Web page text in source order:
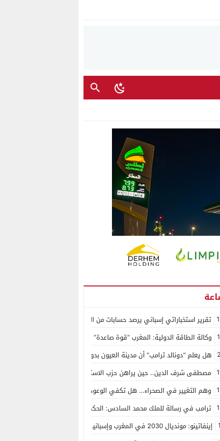
تقرير استخباراتي إسباني يرصد حسابات من الجزائر وأرقاما بـ”213+” ضمن حملة رقمية منظمة حرّضت على اقتحام سبتة
وكالة الطاقة الدولية: المغرب “قوة صاعدة” في سوق المعادن الاستراتيجية
هل يعلم “دونالد ترامب” أن مدينة العيون بدون ماء؟
مصطفى شرف الدين.. حين يراهن حزب الاستقلال على الكفاءة ويمنح الشباب
وهم التغيير في الصحراء… هل تكفي الوعود الفارغة لصناعة الواقع؟
ترامب في رسالة للملك محمد السادس: الحكم الذاتي هو الأساس الوحيد لحل
إينفاتينو: مونديال 2030 في المغرب وإسبانيا والبرتغال سيكون “الأجمل في التاريخ”